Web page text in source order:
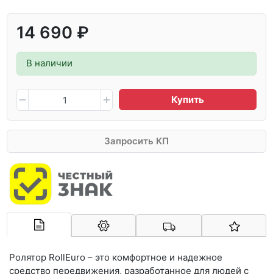
14 690 ₽
В наличии
Купить
Запросить КП
Ролятор RollEuro – это комфортное и надежное
средство передвижения, разработанное для людей с